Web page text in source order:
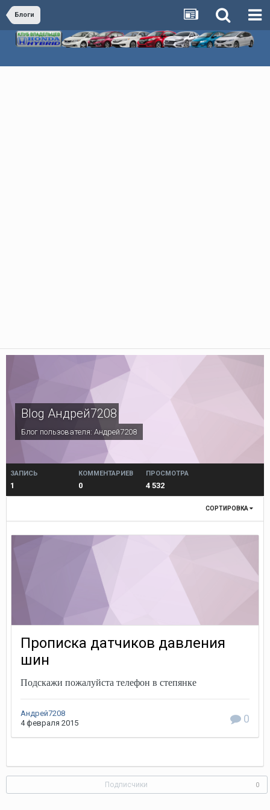
Блоги
Blog Андрей7208
Блог пользователя: Андрей7208
ЗАПИСЬ
1
КОММЕНТАРИЕВ
0
ПРОСМОТРА
4 532
СОРТИРОВКА
Прописка датчиков давления
шин
Подскажи пожалуйста телефон в степянке
Андрей7208
4 февраля 2015
0
Подписчики 0